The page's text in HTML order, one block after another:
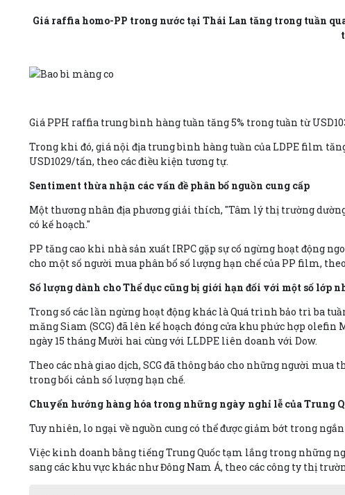
Giá raffia homo-PP trong nước tại Thái Lan tăng trong tuần
Giá PPH raffia trung bình hàng tuần tăng 5% trong tuần từ
Trong khi đó, giá nội địa trung bình hàng tuần của LDPE film
USD1029/tấn, theo các điều kiện tương tự.
Sentiment thừa nhận các vấn đề phân bổ nguồn cung cấp
Một thương nhân địa phương giải thích, "Tâm lý thị trường
có kế hoạch."
PP tăng cao khi nhà sản xuất IRPC gặp sự cố ngừng hoạt động
cho một số người mua phân bổ số lượng hạn chế của PP film,
Số lượng dành cho Thể dục cũng bị giới hạn đối với một số lớp
Trong số các lần ngừng hoạt động khác là Quá trình bảo trì ba
măng Siam (SCG) đã lên kế hoạch đóng cửa khu phức hợp
ngày 15 tháng Mười hai cùng với LLDPE liên doanh với Dow.
Theo các nhà giao dịch, SCG đã thông báo cho những người
trong bối cảnh số lượng hạn chế.
Chuyển hướng hàng hóa trong những ngày nghỉ lễ của Trung
Tuy nhiên, lo ngại về nguồn cung có thể được giảm bớt trong
Việc kinh doanh bằng tiếng Trung Quốc tạm lắng trong những
sang các khu vực khác như Đông Nam Á, theo các công ty thị